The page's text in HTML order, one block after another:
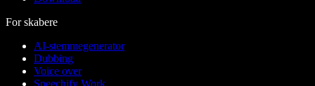
For skabere
AI-stemmegenerator
Dubbing
Voice over
Speechify Work